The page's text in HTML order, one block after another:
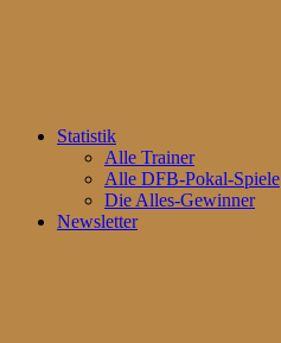
Statistik
Alle Trainer
Alle DFB-Pokal-Spiele
Die Alles-Gewinner
Newsletter